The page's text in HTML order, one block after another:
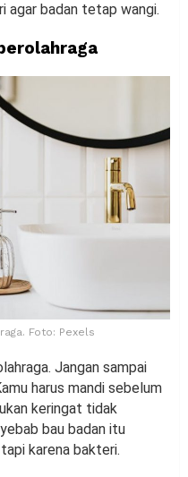
agar badan tetap wangi.
Foto: Pexels
Jangan sampai
harus mandi sebelum
keringat tidak
bau badan itu
karena bakteri.